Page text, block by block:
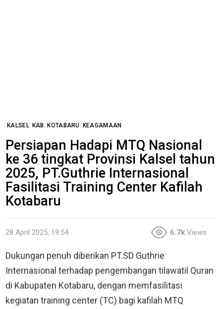
KALSEL KAB. KOTABARU KEAGAMAAN
Persiapan Hadapi MTQ Nasional
ke 36 tingkat Provinsi Kalsel tahun
2025, PT.Guthrie Internasional
Fasilitasi Training Center Kafilah
Kotabaru
28 April 2025, 19:54 6.7k Views
Dukungan penuh diberikan PT.SD Guthrie
Internasional terhadap pengembangan tilawatil Quran
di Kabupaten Kotabaru, dengan memfasilitasi
kegiatan training center (TC) bagi kafilah MTQ